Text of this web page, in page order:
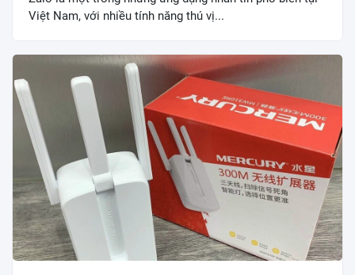
Việt Nam, với nhiều tính năng thú vị...